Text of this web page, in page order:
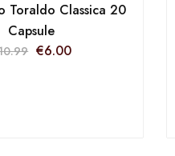
Toraldo Classica 20
Capsule
€6.00